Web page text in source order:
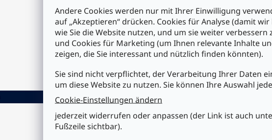
Andere Cookies werden nur mit Ihrer Einwilligung
auf „Akzeptieren“ drücken. Cookies für Analyse (damit
wie Sie die Website nutzen, und um sie weiter verbessern
und Cookies für Marketing (um Ihnen relevante Inhalte
zeigen, die Sie interessant und nützlich finden könnten).
Sie sind nicht verpflichtet, der Verarbeitung Ihrer Daten
um diese Website zu nutzen. Sie können Ihre Auswahl
Cookie-Einstellungen ändern
jederzeit widerrufen oder anpassen (der Link ist auch
Fußzeile sichtbar).
€5,40
In den Warenkorb
€5,40
In den Warenkorb